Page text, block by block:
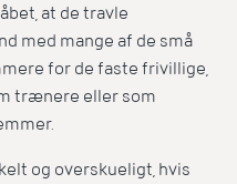
at de travle
med mange af de små
for de faste frivillige,
trænere eller som
og overskueligt, hvis